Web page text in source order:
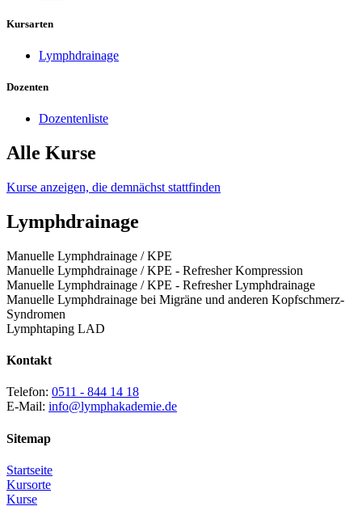
Kursarten
Lymphdrainage
Dozenten
Dozentenliste
Alle Kurse
Kurse anzeigen, die demnächst stattfinden
Lymphdrainage
Manuelle Lymphdrainage / KPE
Manuelle Lymphdrainage / KPE - Refresher Kompression
Manuelle Lymphdrainage / KPE - Refresher Lymphdrainage
Manuelle Lymphdrainage bei Migräne und anderen Kopfschmerz-
Syndromen
Lymphtaping LAD
Kontakt
Telefon: 0511 - 844 14 18
E-Mail: info@lymphakademie.de
Sitemap
Startseite
Kursorte
Kurse